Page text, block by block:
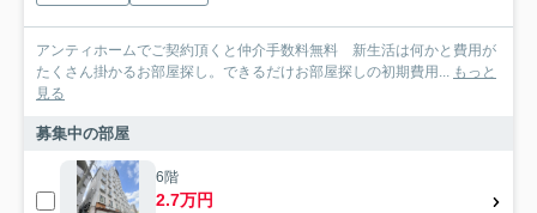
アンティホームでご契約頂くと仲介手数料無料 新生活は何かと費用が
たくさん掛かるお部屋探し。できるだけお部屋探しの初期費用...
もっと
見る
募集中の部屋
6階
2.7万円